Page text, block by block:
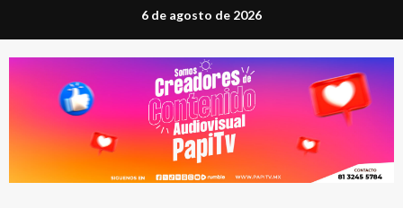
al
contenido
6 de agosto de 2026